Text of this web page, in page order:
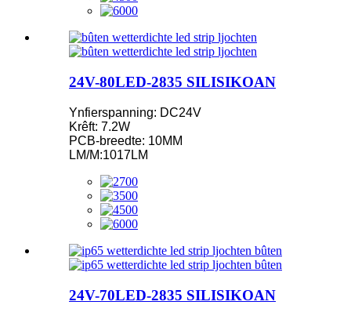
24V-80LED-2835 SILISIKOAN
Ynfierspanning: DC24V
Krêft: 7.2W
PCB-breedte: 10MM
LM/M:1017LM
24V-70LED-2835 SILISIKOAN